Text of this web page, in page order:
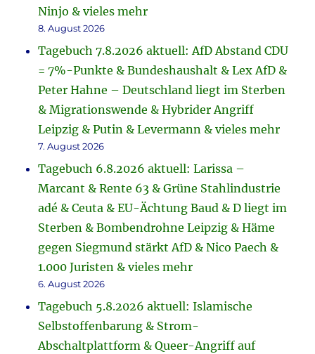
Ninjo & vieles mehr
8. August 2026
Tagebuch 7.8.2026 aktuell: AfD Abstand CDU
= 7%-Punkte & Bundeshaushalt & Lex AfD &
Peter Hahne – Deutschland liegt im Sterben
& Migrationswende & Hybrider Angriff
Leipzig & Putin & Levermann & vieles mehr
7. August 2026
Tagebuch 6.8.2026 aktuell: Larissa –
Marcant & Rente 63 & Grüne Stahlindustrie
adé & Ceuta & EU-Ächtung Baud & D liegt im
Sterben & Bombendrohne Leipzig & Häme
gegen Siegmund stärkt AfD & Nico Paech &
1.000 Juristen & vieles mehr
6. August 2026
Tagebuch 5.8.2026 aktuell: Islamische
Selbstoffenbarung & Strom-
Abschaltplattform & Queer-Angriff auf